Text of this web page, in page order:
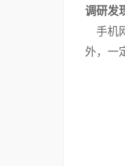
调研发
手机
外，一